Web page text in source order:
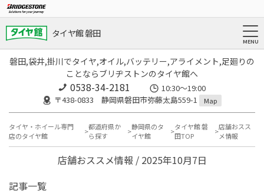
タイヤ館 磐田
磐田,袋井,掛川でタイヤ,オイル,バッテリー,アライメント,足廻りの
ことならブリヂストンのタイヤ館へ
0538-34-2181
10:30～19:00
〒438-0833 静岡県磐田市弥藤太島559-1
Map
タイヤ・ホイール専門
店のタイヤ館
都道府県か
ら探す
静岡県のタ
イヤ館
タイヤ館 磐
田TOP
店舗おスス
メ情報
店舗おススメ情報 / 2025年10月7日
記事一覧